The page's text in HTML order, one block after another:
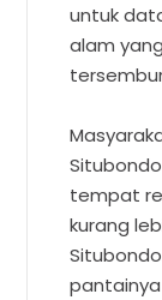
untuk
alam
tempat
kurang